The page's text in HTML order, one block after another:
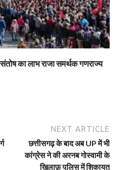
का लाभ राजा समर्थक गणराज्य
NEXT ARTICLE
छत्तीसगढ़ के बाद अब UP में भी
कांग्रेस ने की अरनब गोस्वामी के
खिलाफ़ पुलिस में शिकायत